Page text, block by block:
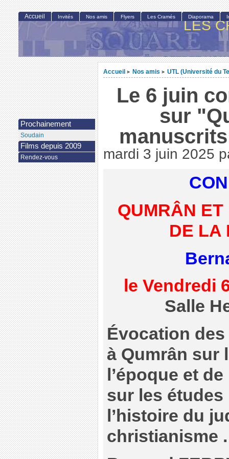
LES
Accueil > Nos amis > UTL (Université du
Le 6 juin
sur
mardi 3 juin 2025
QUMRÂN
DE LA
le Vendredi
Salle
Évocation
à Qumrân sur
l’époque et
sur les
l’histoire du
christianisme .
Accueil Invités Nos amis Flyers Les Cramés Diaporama
Prochainement
Soudain
Films depuis 2009
Rendez-vous